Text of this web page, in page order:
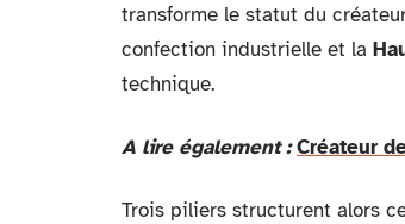
transforme le statut du
confection industrielle et la
technique.
A lire également : Créateur
Trois piliers structurent alors